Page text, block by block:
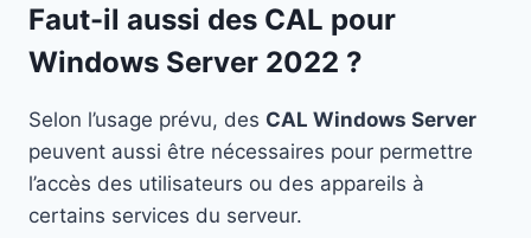
Faut-il aussi des CAL pour
Windows Server 2022 ?
Selon l’usage prévu, des CAL Windows Server
peuvent aussi être nécessaires pour permettre
l’accès des utilisateurs ou des appareils à
certains services du serveur.